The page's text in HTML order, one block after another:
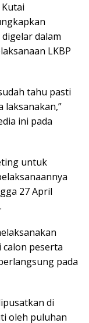
dalam
LKBP
tahu pasti
laksanakan,”
ini pada
untuk
27 April
peserta
pada
di
oleh puluhan